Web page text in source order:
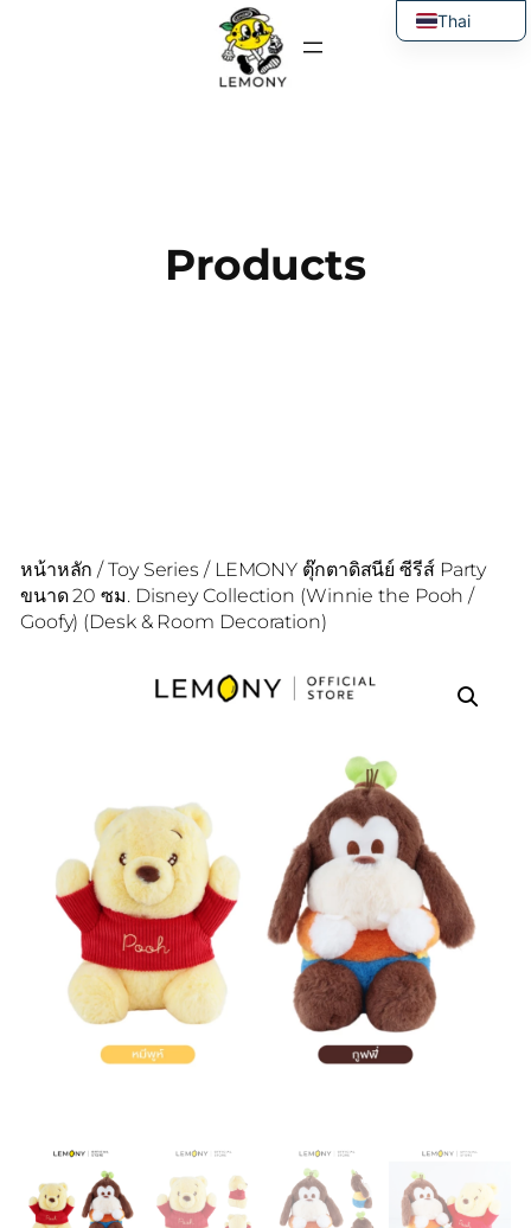
Products
หน้าหลัก /Toy Series / LEMONY ตุ๊กตาดิสนีย์ ซีรีส์ Party
ขนาด 20 ซม. Disney Collection (Winnie the Pooh /
Goofy) (Desk & Room Decoration)
Thai